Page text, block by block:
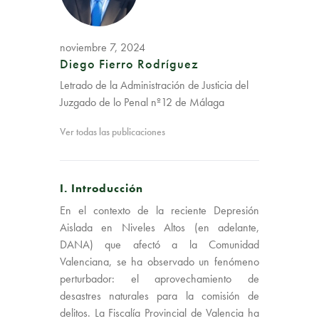
noviembre 7, 2024
Diego Fierro Rodríguez
Letrado de la Administración de Justicia del
Juzgado de lo Penal nº12 de Málaga
Ver todas las publicaciones
I. Introducción
En el contexto de la reciente Depresión
Aislada en Niveles Altos (en adelante,
DANA) que afectó a la Comunidad
Valenciana, se ha observado un fenómeno
perturbador: el aprovechamiento de
desastres naturales para la comisión de
delitos. La Fiscalía Provincial de Valencia ha